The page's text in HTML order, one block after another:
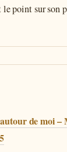
point sur son
de moi –